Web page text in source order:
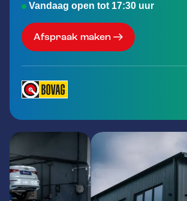
Vandaag open tot 17:30 uur
Afspraak maken